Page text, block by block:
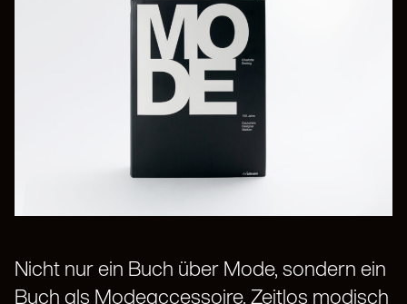
Nicht nur ein Buch über Mode, sondern ein
Buch als Modeaccessoire. Zeitlos modisch